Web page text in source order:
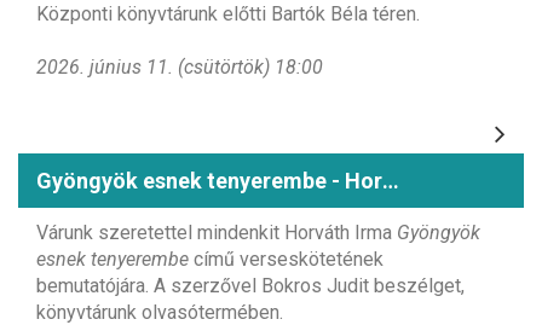
Központi könyvtárunk előtti Bartók Béla téren.
2026. június 11. (csütörtök) 18:00
Gyöngyök esnek tenyerembe - Horváth Irma könyvbemutatója
Várunk szeretettel mindenkit Horváth Irma Gyöngyök
esnek tenyerembe című verseskötetének
bemutatójára. A szerzővel Bokros Judit beszélget,
könyvtárunk olvasótermében.